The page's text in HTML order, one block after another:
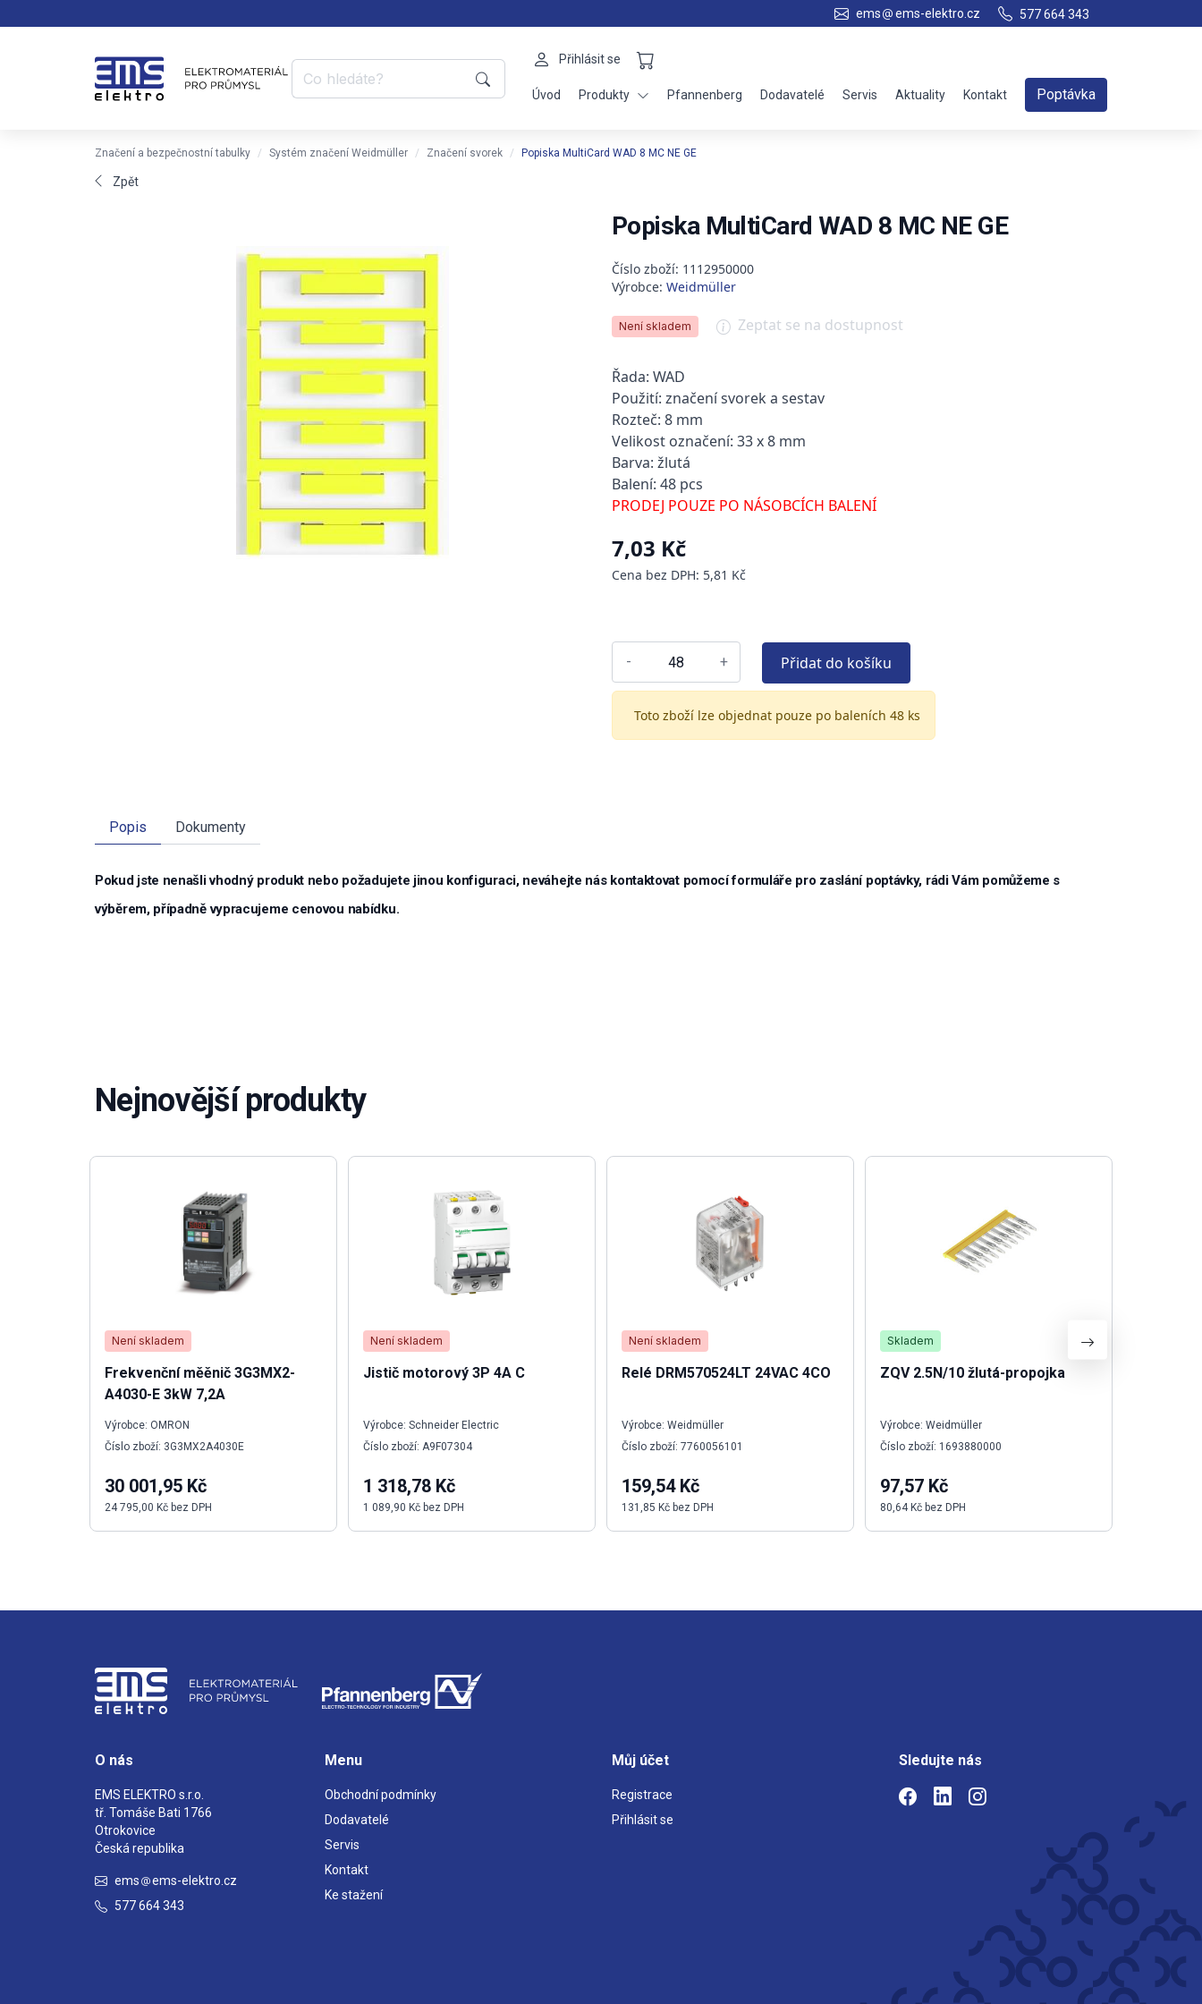
ems ems-elektro.cz 577 664 343
Přihlásit se
Úvod Produkty Pfannenberg Dodavatelé Servis Aktuality Kontakt Poptávka
Značení a bezpečnostní tabulky Systém značení Weidmüller Značení svorek Popiska MultiCard WAD 8 MC NE GE
Zpět
Popiska MultiCard WAD 8 MC NE GE
Číslo zboží: 1112950000
Výrobce: Weidmüller
Není skladem Zeptat se na dostupnost
Řada: WAD
Použití: značení svorek a sestav
Rozteč: 8 mm
Velikost označení: 33 x 8 mm
Barva: žlutá
Balení: 48 pcs
PRODEJ POUZE PO NÁSOBCÍCH BALENÍ
7,03 Kč
Cena bez DPH: 5,81 Kč
- + Přidat do košíku
Toto zboží lze objednat pouze po baleních 48 ks
Popis Dokumenty
Pokud jste nenašli vhodný produkt nebo požadujete jinou konfiguraci, neváhejte nás kontaktovat pomocí formuláře pro zaslání poptávky, rádi Vám pomůžeme s
výběrem, případně vypracujeme cenovou nabídku.
Nejnovější produkty
Není skladem
Frekvenční měěnič 3G3MX2-
A4030-E 3kW 7,2A
Výrobce: OMRON
Číslo zboží: 3G3MX2A4030E
30 001,95 Kč
24 795,00 Kč bez DPH
Není skladem
Jistič motorový 3P 4A C
Výrobce: Schneider Electric
Číslo zboží: A9F07304
1 318,78 Kč
1 089,90 Kč bez DPH
Není skladem
Relé DRM570524LT 24VAC 4CO
Výrobce: Weidmüller
Číslo zboží: 7760056101
159,54 Kč
131,85 Kč bez DPH
Skladem
ZQV 2.5N/10 žlutá-propojka
Výrobce: Weidmüller
Číslo zboží: 1693880000
97,57 Kč
80,64 Kč bez DPH
O nás
EMS ELEKTRO s.r.o.
tř. Tomáše Bati 1766
Otrokovice
Česká republika
ems
ems-elektro.cz
577 664 343
Menu
Obchodní podmínky
Dodavatelé
Servis
Kontakt
Ke stažení
Můj účet
Registrace
Přihlásit se
Sledujte nás